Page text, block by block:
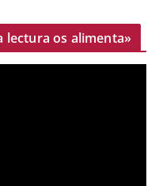
lectura os alimenta»